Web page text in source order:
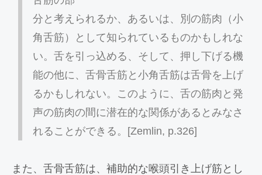
分と考えられるか、あるいは、別の筋肉（小
角舌筋）として知られているものかもしれな
い。舌を引っ込める、そして、押し下げる機
能の他に、舌骨舌筋と小角舌筋は舌骨を上げ
るかもしれない。このように、舌の筋肉と発
声の筋肉の間に潜在的な関係があるとみなさ
れることができる。[Zemlin, p.326]
また、舌骨舌筋は、補助的な喉頭引き上げ筋とし